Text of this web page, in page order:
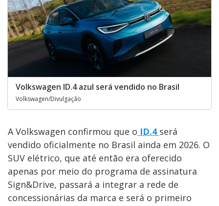
Volkswagen ID.4 azul será vendido no Brasil
Volkswagen/Divulgação
A Volkswagen confirmou que o ID.4 será
vendido oficialmente no Brasil ainda em 2026. O
SUV elétrico, que até então era oferecido
apenas por meio do programa de assinatura
Sign&Drive, passará a integrar a rede de
concessionárias da marca e será o primeiro